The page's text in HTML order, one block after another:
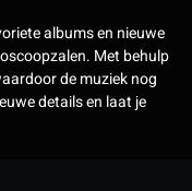
albums en nieuwe
Met behulp
de muziek nog
details en laat je